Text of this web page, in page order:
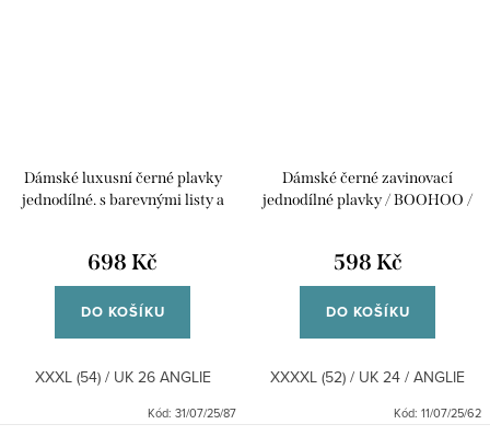
Dámské luxusní černé plavky
jednodílné. s barevnými listy a
698 Kč
DO KOŠÍKU
XXXL (54) / UK 26 ANGLIE
Kód: 31/07/25/87
Dámské černé zavinovací
jednodílné plavky / BOOHOO /
598 Kč
DO KOŠÍKU
XXXXL (52) / UK 24 / ANGLIE
Kód: 11/07/25/62